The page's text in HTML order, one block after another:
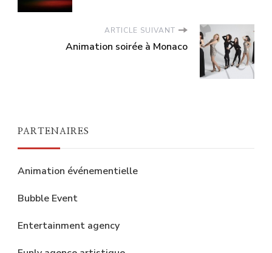
ARTICLE SUIVANT
Animation soirée à Monaco
PARTENAIRES
Animation événementielle
Bubble Event
Entertainment agency